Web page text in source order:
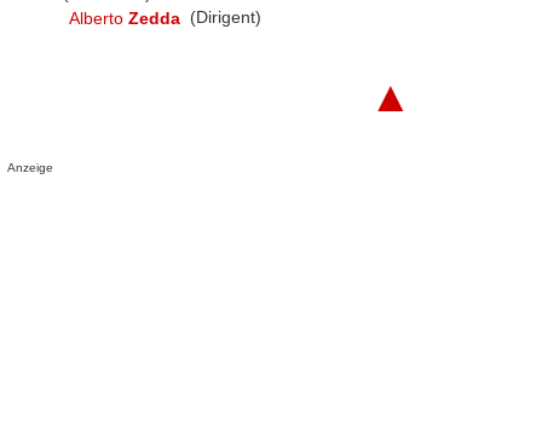
Alberto Zedda (Dirigent)
▲
Anzeige